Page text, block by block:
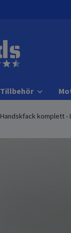
Tillbehör
Handskfack komplett -